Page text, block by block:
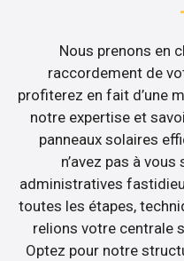
Nous prenons en
raccordement de
profiterez en fait d’une
notre expertise et
panneaux solaires
n’avez pas à
administratives
toutes les étapes,
relions votre centrale
Optez pour notre